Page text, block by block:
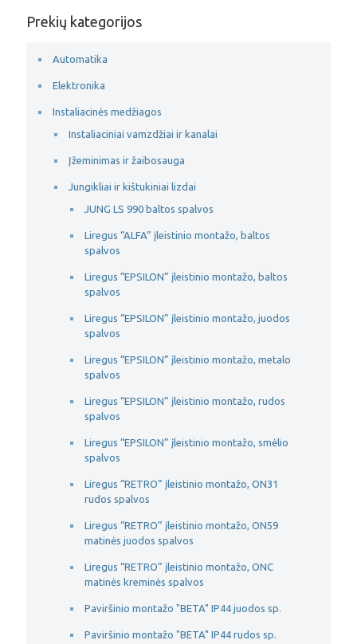
Prekių kategorijos
Automatika
Elektronika
Instaliacinės medžiagos
Instaliaciniai vamzdžiai ir kanalai
Įžeminimas ir žaibosauga
Jungikliai ir kištukiniai lizdai
JUNG LS 990 baltos spalvos
Liregus “ALFA” įleistinio montažo, baltos
spalvos
Liregus “EPSILON” įleistinio montažo, baltos
spalvos
Liregus “EPSILON” įleistinio montažo, juodos
spalvos
Liregus “EPSILON” įleistinio montažo, metalo
spalvos
Liregus “EPSILON” įleistinio montažo, rudos
spalvos
Liregus “EPSILON” įleistinio montažo, smėlio
spalvos
Liregus “RETRO” įleistinio montažo, ON31
rudos spalvos
Liregus “RETRO” įleistinio montažo, ON59
matinės juodos spalvos
Liregus “RETRO” įleistinio montažo, ONC
matinės kreminės spalvos
Paviršinio montažo "BETA" IP44 juodos sp.
Paviršinio montažo "BETA" IP44 rudos sp.